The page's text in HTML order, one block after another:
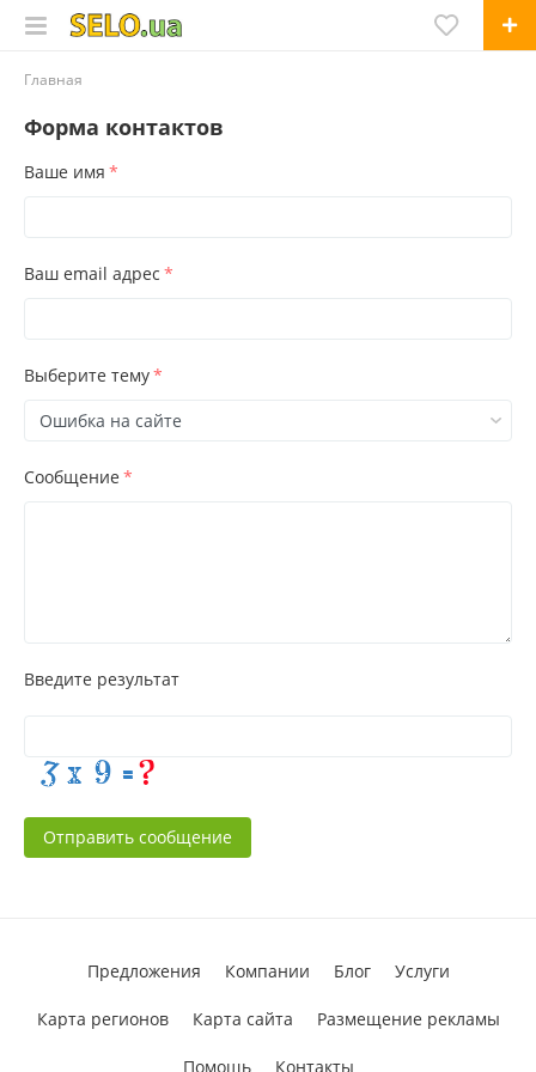
Главная
Форма контактов
Ваше имя *
Ваш email адрес *
Выберите тему*
Сообщение *
Введите результат
Отправить сообщение
Предложения Компании Блог Услуги
Карта регионов Карта сайта Размещение рекламы
Помощь Контакты